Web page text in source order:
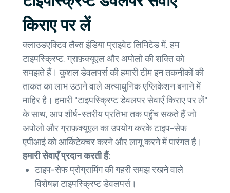
किराए पर लें
क्लाउडएक्टिव लैब्स इंडिया प्राइवेट लिमिटेड में, हम
टाइपस्क्रिप्ट, ग्राफ़क्यूएल और अपोलो की शक्ति को
समझते हैं। कुशल डेवलपर्स की हमारी टीम इन तकनीकों की
ताकत का लाभ उठाने वाले अत्याधुनिक एप्लिकेशन बनाने में
माहिर है। हमारी "टाइपस्क्रिप्ट डेवलपर सेवाएँ किराए पर लें"
के साथ, आप शीर्ष-स्तरीय प्रतिभा तक पहुँच सकते हैं जो
अपोलो और ग्राफ़क्यूएल का उपयोग करके टाइप-सेफ
एपीआई को आर्किटेक्चर करने और लागू करने में पारंगत है।
हमारी सेवाएँ प्रदान करती हैं:
टाइप-सेफ प्रोग्रामिंग की गहरी समझ रखने वाले
विशेषज्ञ टाइपस्क्रिप्ट डेवलपर्स।